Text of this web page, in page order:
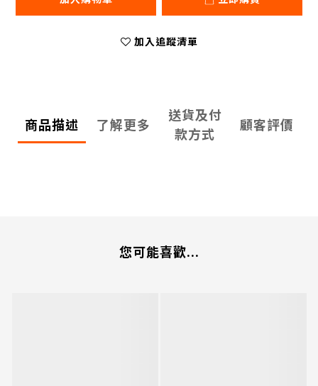
加入追蹤清單
商品描述 了解更多
送貨及付
款方式
顧客評價
您可能喜歡...